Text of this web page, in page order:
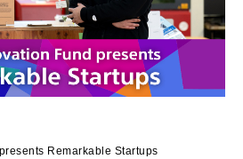
Remarkable Startups